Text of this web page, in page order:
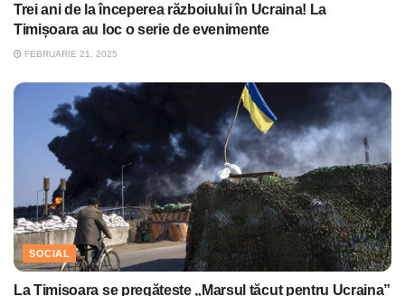
Trei ani de la începerea războiului în Ucraina! La
Timișoara au loc o serie de evenimente
FEBRUARIE 21, 2025
SOCIAL
La Timișoara se pregătește „Marșul tăcut pentru Ucraina”